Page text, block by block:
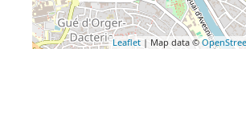
Leaflet | Map data ©